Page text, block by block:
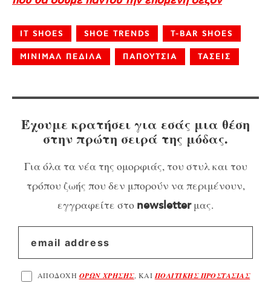
IT SHOES SHOE TRENDS T-BAR SHOES
ΜΙΝΙΜΑΛ ΠΕΔΙΛΑ ΠΑΠΟΥΤΣΙΑ ΤΑΣΕΙΣ
Έχουμε κρατήσει για εσάς μια θέση
στην πρώτη σειρά της μόδας.
Για όλα τα νέα της ομορφιάς, του στυλ και του
τρόπου ζωής που δεν μπορούν να περιμένουν,
εγγραφείτε στο newsletterμας.
ΑΠΟΔΟΧΗ ΟΡΩΝ ΧΡΗΣΗΣ, ΚΑΙΠΟΛΙΤΙΚΗΣ ΠΡΟΣΤΑΣΙΑΣ